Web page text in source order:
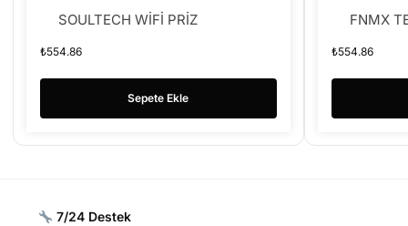
SOULTECH WİFİ PRİZ
₺554.86
Sepete Ekle
FNMX
₺554.86
7/24 Destek